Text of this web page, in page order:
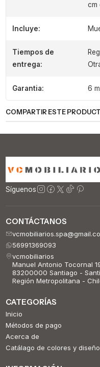
cm
Incluye:
Tiempos de
entrega:
Garantia: 6
COMPARTIR ESTE
Síguenos
CONTÁCTANOS
56991369093
vcmobiliarios
Manuel Antonio Tocornal
83200000 Santiago -
Región Metropolitana -
CATEGORÍAS
Inicio
Métodos de pago
Acerca de
Catálago de colores y